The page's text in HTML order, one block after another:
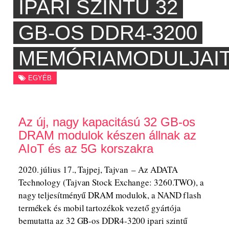
IPARI SZINTŰ 32
GB-OS DDR4-3200
EGYÉB
Az új, nagy kapacitású 32 GB-os
DRAM modulok készen állnak az
AIoT és az 5G korszakra
2020. július 17., Tajpej, Tajvan – Az ADATA
Technology (Tajvan Stock Exchange: 3260.TWO), a
nagy teljesítményű DRAM modulok, a NAND flash
termékek és mobil tartozékok vezető gyártója
bemutatta az 32 GB-os DDR4-3200 ipari szintű